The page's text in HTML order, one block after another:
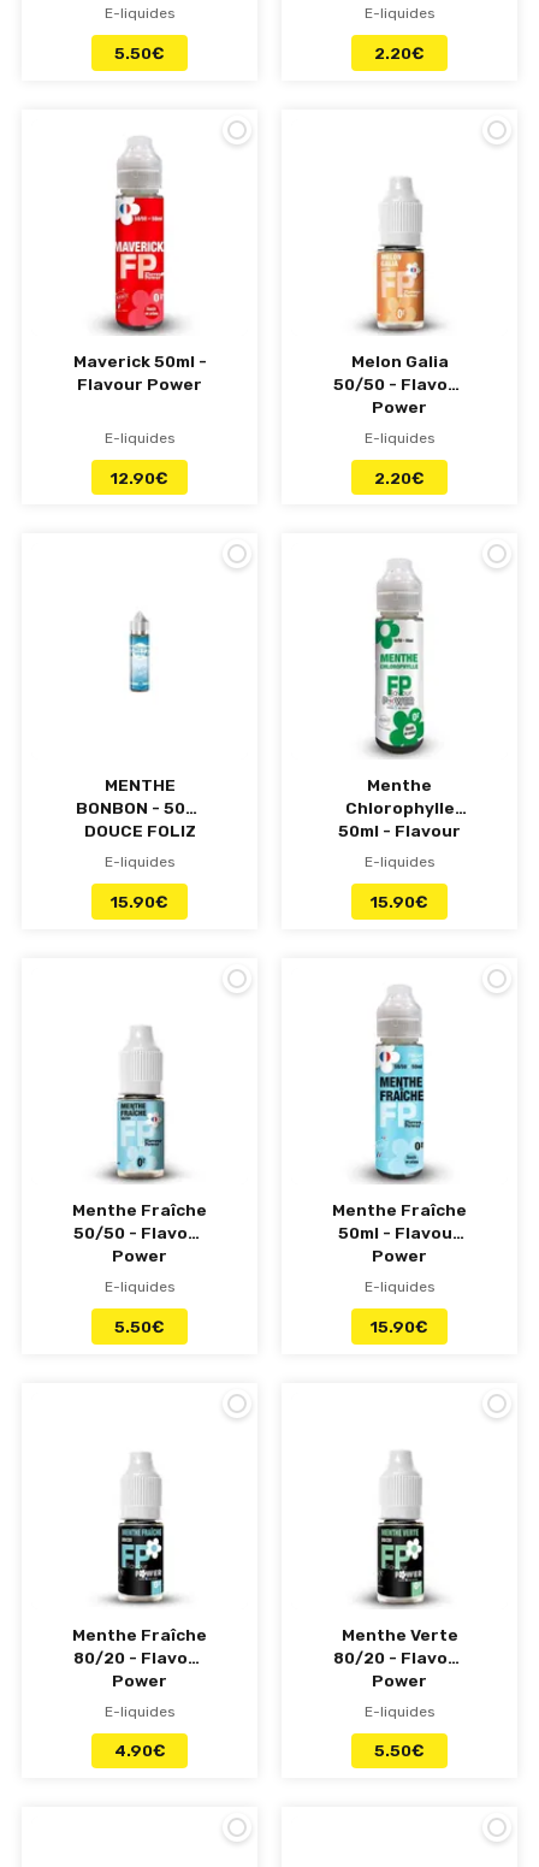
E-liquides
5.50€
E-liquides
2.20€
Maverick 50ml -
Flavour Power
E-liquides
12.90€
Melon Galia
50/50 - Flavour
Power
E-liquides
2.20€
MENTHE
BONBON - 50ml
DOUCE FOLIZ
by FP
E-liquides
15.90€
Menthe
Chlorophylle
50ml - Flavour
Power
E-liquides
15.90€
Menthe Fraîche
50/50 - Flavour
Power
E-liquides
5.50€
Menthe Fraîche
50ml - Flavour
Power
E-liquides
15.90€
Menthe Fraîche
80/20 - Flavour
Power
E-liquides
4.90€
Menthe Verte
80/20 - Flavour
Power
E-liquides
5.50€